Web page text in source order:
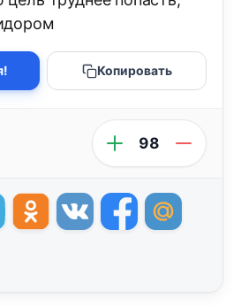
Копировать
98